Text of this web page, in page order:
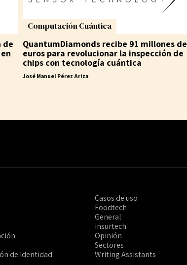
de
Computación Cuántica
QuantumDiamonds recibe 91 millones de
euros para revolucionar la inspección de
chips con tecnología cuántica
José Manuel Pérez Ariza
Casos de uso
Foodtech
General
insurtech
Opinión
Sectores
de Identidad Writing Assistants